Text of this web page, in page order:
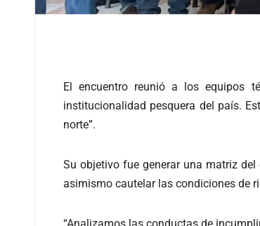
El encuentro reunió a los equipos
institucionalidad pesquera del país.
norte”.
Su objetivo fue generar una matriz
asimismo cautelar las condiciones de